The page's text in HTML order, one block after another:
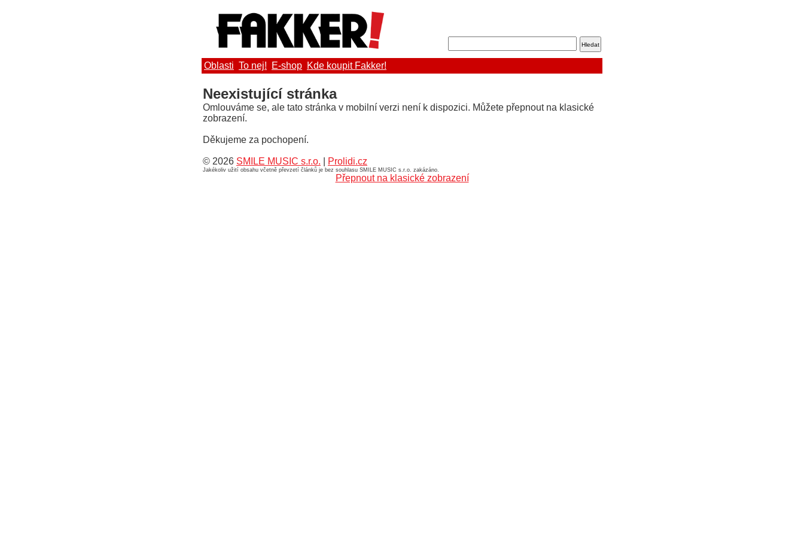
Oblasti To nej! E-shop Kde koupit Fakker!
Neexistující stránka
Omlouváme se, ale tato stránka v mobilní verzi není k dispozici. Můžete přepnout na klasické
zobrazení.
Děkujeme za pochopení.
© 2026 SMILE MUSIC s.r.o. Prolidi.cz
Jakékoliv užití obsahu včetně převzetí článků je bez souhlasu SMILE MUSIC s.r.o. zakázáno.
Přepnout na klasické zobrazení